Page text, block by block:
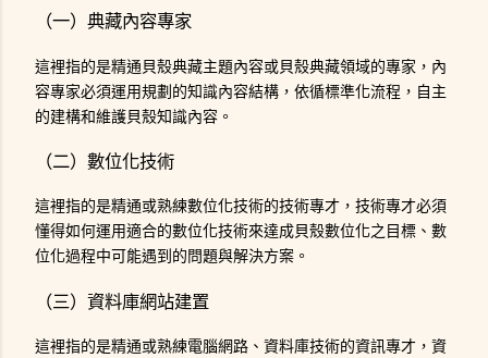
（一）典藏內容專家
這裡指的是精通貝殼典藏主題內容或貝殼典藏領域的專家，內
容專家必須運用規劃的知識內容結構，依循標準化流程，自主
的建構和維護貝殼知識內容。
（二）數位化技術
這裡指的是精通或熟練數位化技術的技術專才，技術專才必須
懂得如何運用適合的數位化技術來達成貝殼數位化之目標、數
位化過程中可能遇到的問題與解決方案。
（三）資料庫網站建置
這裡指的是精通或熟練電腦網路、資料庫技術的資訊專才，資